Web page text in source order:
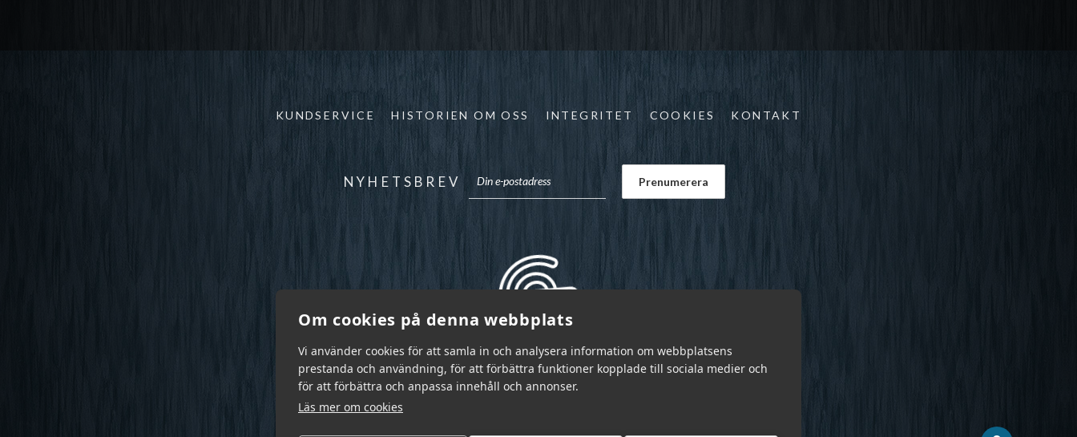
Om cookies på denna webbplats
Vi använder cookies för att samla in och analysera information om webbplatsens
prestanda och användning, för att förbättra funktioner kopplade till sociala medier och
för att förbättra och anpassa innehåll och annonser.
Läs mer om cookies
KUNDSERVICE HISTORIEN OM OSS INTEGRITET COOKIES KONTAKT
NYHETSBREV